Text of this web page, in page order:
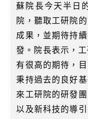
蘇院長今天半日
院，聽取工研院
成果，並期待持
發。院長表示，
有很高的期待，
秉持過去的良好
來工研院的研發
以及新科技的導